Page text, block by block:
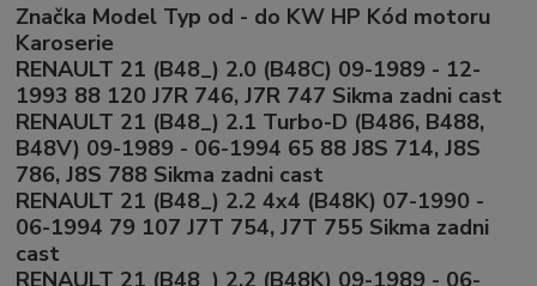
Značka Model Typ od - do KW HP Kód motoru
Karoserie
RENAULT 21 (B48_) 2.0 (B48C) 09-1989 - 12-
1993 88 120 J7R 746, J7R 747 Sikma zadni cast
RENAULT 21 (B48_) 2.1 Turbo-D (B486, B488,
B48V) 09-1989 - 06-1994 65 88 J8S 714, J8S
786, J8S 788 Sikma zadni cast
RENAULT 21 (B48_) 2.2 4x4 (B48K) 07-1990 -
06-1994 79 107 J7T 754, J7T 755 Sikma zadni
cast
RENAULT 21 (B48_) 2.2 (B48K) 09-1989 - 06-